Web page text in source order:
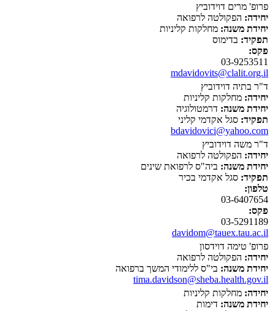
פרופ' מרים דוידוביץ
יחידה: הפקולטה לרפואה
יחידת משנה: מחלקות קליניות
תפקיד: בדימוס
פקס:
03-9253511
mdavidovits@clalit.org.il
ד"ר בתיה דוידוביץ
יחידה: מחלקות קליניות
יחידת משנה: דרמטולוגיה
תפקיד: סגל אקדמי קליני
bdavidovici@yahoo.com
ד"ר משה דוידוביץ
יחידה: הפקולטה לרפואה
יחידת משנה: ביה"ס לרפואת שינים
תפקיד: סגל אקדמי בכיר
טלפון:
03-6407654
פקס:
03-5291189
davidom@tauex.tau.ac.il
פרופ' טימה דוידסון
יחידה: הפקולטה לרפואה
יחידת משנה: בי"ס ללימודי המשך ברפואה
tima.davidson@sheba.health.gov.il
יחידה: מחלקות קליניות
יחידת משנה: דימות